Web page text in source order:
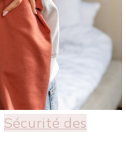
Sécurité des